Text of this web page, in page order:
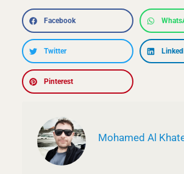
Facebook
Twitter
Pinterest
Mohamed Al